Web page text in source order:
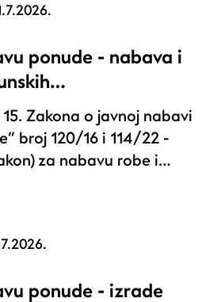
ponude - nabava i
Zakona o javnoj nabavi
broj 120/16 i 114/22 -
za nabavu robe i…
ponude - izrade